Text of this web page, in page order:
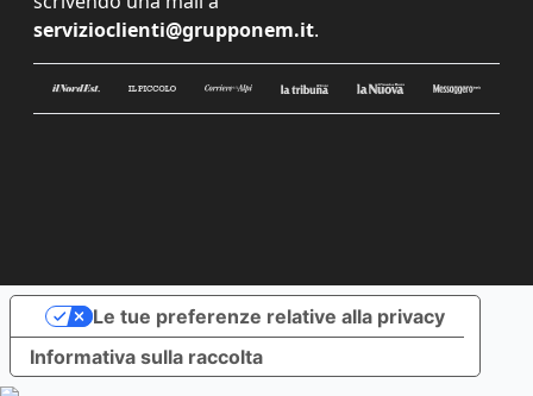
servizioclienti@grupponem.it.
Informativa sulla raccolta
Le tue preferenze relative alla privacy